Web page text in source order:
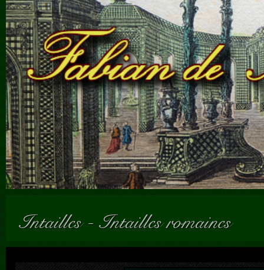
Intailles Intailles romaines